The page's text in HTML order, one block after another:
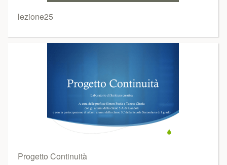
lezione25
Progetto Continuità